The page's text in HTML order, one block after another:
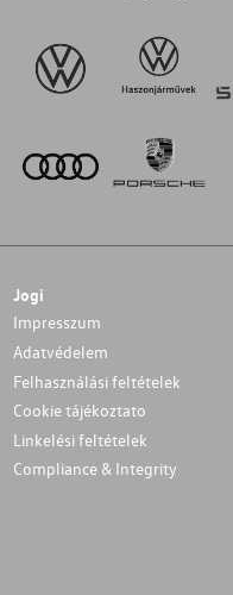
Jogi
Impresszum
Adatvédelem
Felhasználási feltételek
Cookie tájékoztato
Linkelési feltételek
Compliance & Integrity